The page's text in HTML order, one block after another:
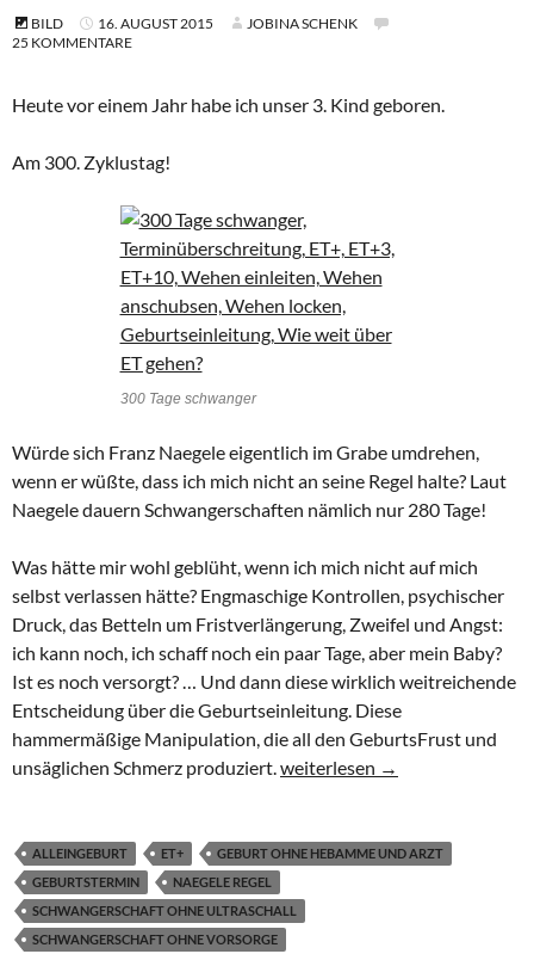
BILD 16. AUGUST 2015
JOBINA SCHENK
25 KOMMENTARE
Heute vor einem Jahr habe ich unser 3. Kind geboren.
Am 300. Zyklustag!
300 Tage schwanger
Würde sich Franz Naegele eigentlich im Grabe umdrehen,
wenn er wüßte, dass ich mich nicht an seine Regel halte? Laut
Naegele dauern Schwangerschaften nämlich nur 280 Tage!
Was hätte mir wohl geblüht, wenn ich mich nicht auf mich
selbst verlassen hätte? Engmaschige Kontrollen, psychischer
Druck, das Betteln um Fristverlängerung, Zweifel und Angst:
ich kann noch, ich schaff noch ein paar Tage, aber mein Baby?
Ist es noch versorgt? … Und dann diese wirklich weitreichende
Entscheidung über die Geburtseinleitung. Diese
hammermäßige Manipulation, die all den GeburtsFrust und
unsäglichen Schmerz produziert. 300 Tage schwanger: Warum
weiterlesen →
ALLEINGEBURT ET+
GEBURT OHNE HEBAMME UND ARZT
GEBURTSTERMIN
NAEGELE REGEL
SCHWANGERSCHAFT OHNE ULTRASCHALL
SCHWANGERSCHAFT OHNE VORSORGE